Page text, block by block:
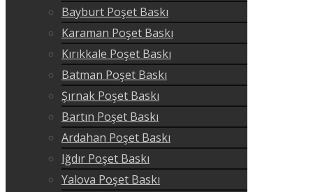
Bayburt Poşet Baskı
Karaman Poşet Baskı
Kırıkkale Poşet Baskı
Batman Poşet Baskı
Şırnak Poşet Baskı
Bartın Poşet Baskı
Ardahan Poşet Baskı
Iğdır Poşet Baskı
Yalova Poşet Baskı